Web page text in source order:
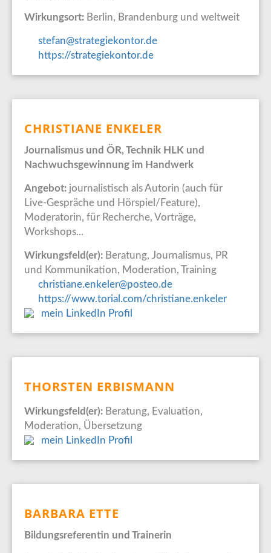
Wirkungsort: Berlin, Brandenburg und weltweit
stefan@strategiekontor.de
https://strategiekontor.de
CHRISTIANE ENKELER
Journalismus und ÖR, Technik HLK und
Nachwuchsgewinnung im Handwerk
Angebot: journalistisch als Autorin (auch für
Live-Gespräche und Hörspiel/Feature),
Moderatorin, für Recherche, Vorträge,
Workshops...
Wirkungsfeld(er): Beratung, Journalismus, PR
und Kommunikation, Moderation, Training
christiane.enkeler@posteo.de
https://www.torial.com/christiane.enkeler
mein LinkedIn Profil
THORSTEN ERBISMANN
Wirkungsfeld(er): Beratung, Evaluation,
Moderation, Übersetzung
mein LinkedIn Profil
BARBARA ETTE
Bildungsreferentin und Trainerin